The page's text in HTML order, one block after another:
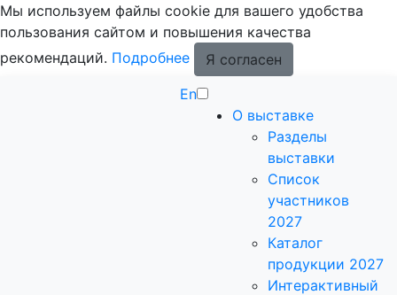
Мы используем файлы cookie для вашего удобства
пользования сайтом и повышения качества
рекомендаций. Подробнее
Я согласен
En
О выставке
Разделы
выставки
Список
участников
2027
Каталог
продукции 2027
Интерактивный